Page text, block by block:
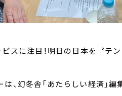
ビスに注目！明日の日本を〝テン
、幻冬舎「あたらしい経済」